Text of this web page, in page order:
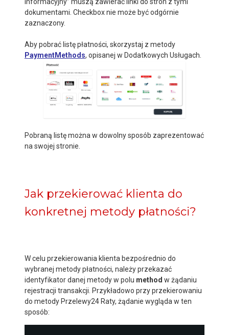
informacyjny” muszą zawierać linki do stron z tymi
dokumentami. Checkbox nie może być odgórnie
zaznaczony.
Aby pobrać listę płatności, skorzystaj z metody
PaymentMethods, opisanej w Dodatkowych Usługach.
Pobraną listę można w dowolny sposób zaprezentować
na swojej stronie.
Jak przekierować klienta do
konkretnej metody płatności?
W celu przekierowania klienta bezpośrednio do
wybranej metody płatności, należy przekazać
identyfikator danej metody w polu method w żądaniu
rejestracji transakcji. Przykładowo przy przekierowaniu
do metody Przelewy24 Raty, żądanie wygląda w ten
sposób: